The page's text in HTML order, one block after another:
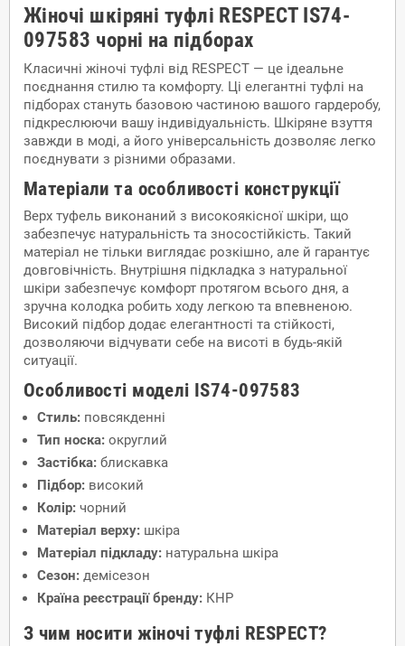
Жіночі шкіряні туфлі RESPECT IS74-
097583 чорні на підборах
Класичні жіночі туфлі від RESPECT — це ідеальне
поєднання стилю та комфорту. Ці елегантні туфлі на
підборах стануть базовою частиною вашого гардеробу,
підкреслюючи вашу індивідуальність. Шкіряне взуття
завжди в моді, а його універсальність дозволяє легко
поєднувати з різними образами.
Матеріали та особливості конструкції
Верх туфель виконаний з високоякісної шкіри, що
забезпечує натуральність та зносостійкість. Такий
матеріал не тільки виглядає розкішно, але й гарантує
довговічність. Внутрішня підкладка з натуральної
шкіри забезпечує комфорт протягом всього дня, а
зручна колодка робить ходу легкою та впевненою.
Високий підбор додає елегантності та стійкості,
дозволяючи відчувати себе на висоті в будь-якій
ситуації.
Особливості моделі IS74-097583
Стиль: повсякденні
Тип носка: округлий
Застібка: блискавка
Підбор: високий
Колір: чорний
Матеріал верху: шкіра
Матеріал підкладу: натуральна шкіра
Сезон: демісезон
Країна реєстрації бренду: КНР
З чим носити жіночі туфлі RESPECT?